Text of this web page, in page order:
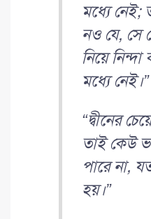
মধ্যে নেই;
নও যে, সে
নিয়ে
মধ্যে নেই।”
“দ্বীনের
তাই কেউ
পারে না,
হয়।”